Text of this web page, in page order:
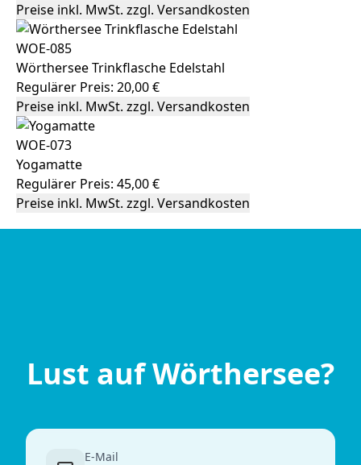
Preise inkl. MwSt. zzgl. Versandkosten
WOE-085
Wörthersee Trinkflasche Edelstahl
Regulärer Preis: 20,00 €
Preise inkl. MwSt. zzgl. Versandkosten
WOE-073
Yogamatte
Regulärer Preis: 45,00 €
Preise inkl. MwSt. zzgl. Versandkosten
Lust auf Wörthersee?
E-Mail